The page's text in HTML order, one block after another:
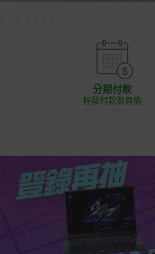
分期付款
輕鬆付款無負擔